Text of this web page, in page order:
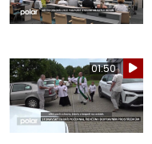
01:50